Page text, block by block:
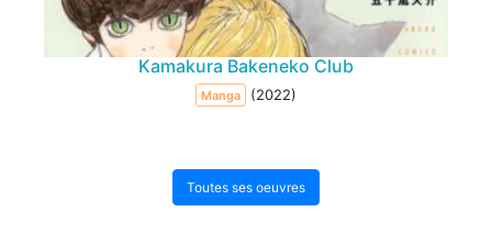
Kamakura Bakeneko Club
Manga (2022)
Toutes ses oeuvres